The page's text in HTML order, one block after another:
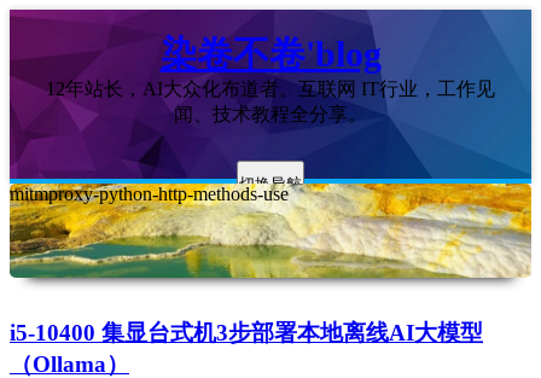
染卷不卷'blog
12年站长，AI大众化布道者。互联网 IT行业，工作见
闻、技术教程全分享。
切换导航
mitmproxy-python-http-methods-use
i5-10400 集显台式机3步部署本地离线AI大模型
（Ollama）